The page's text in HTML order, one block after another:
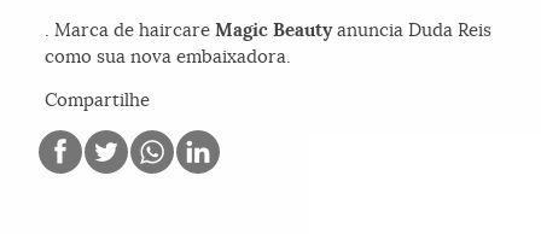
. Marca de haircareMagic Beautyanuncia Duda Reis
como sua nova embaixadora.
Compartilhe